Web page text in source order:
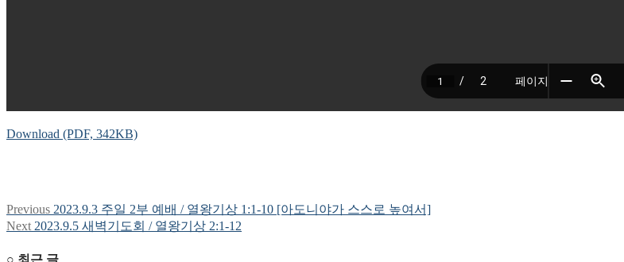
Download (PDF, 342KB)
글
Previous Previous
post:
2023.9.3 주일 2부 예배 / 열왕기상 1:1-10 [아도니야가 스스로 높여서]
Next Next
2023.9.5 새벽기도회 / 열왕기상 2:1-12